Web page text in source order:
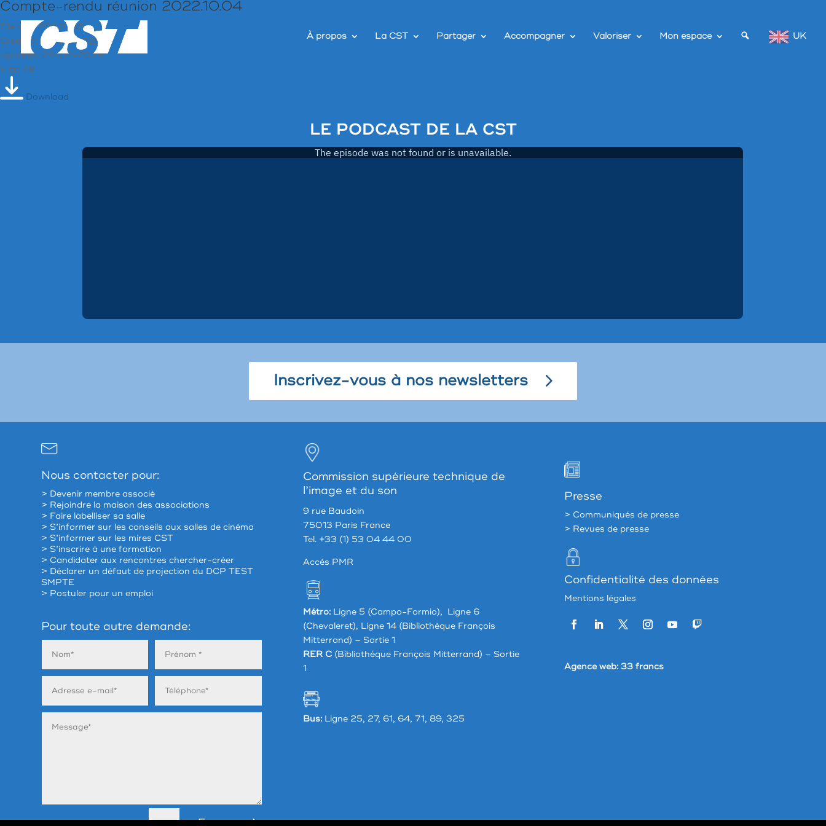
À propos La CST Partager Accompagner Valoriser Mon espace UK
Compte-rendu réunion 2022.10.04
File size: 290.21 KB
Created: 22-02-2025
Updated: 22-02-2025
Hits: 78
Download
LE PODCAST DE LA CST
Inscrivez-vous à nos newsletters
Nous contacter pour:
> Devenir membre associé
> Rejoindre la maison des associations
> Faire labelliser sa salle
> S’informer sur les conseils aux salles de cinéma
> S’informer sur les mires CST
> S’inscrire à une formation
> Candidater aux rencontres chercher-créer
> Déclarer un défaut de projection du DCP TEST
SMPTE
> Postuler pour un emploi
Pour toute autre demande:
6 + 13= Envoyer
Commission supérieure technique de
l’image et du son
9 rue Baudoin
75013 Paris France
Tel. +33 (1) 53 04 44 00
Accés PMR
Métro:Ligne 5 (Campo-Formio), Ligne 6
(Chevaleret), Ligne 14 (Bibliothèque François
Mitterrand) – Sortie 1
RER C(Bibliothèque François Mitterrand) – Sortie
1
Bus:Ligne 25, 27, 61, 64, 71, 89, 325
Presse
> Communiqués de presse
> Revues de presse
Confidentialité des données
Mentions légales
Agence web: 33 francs